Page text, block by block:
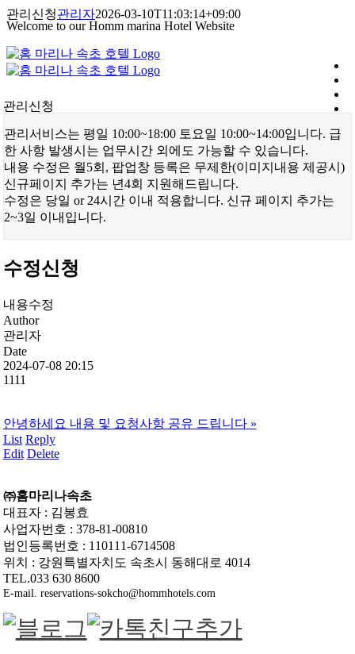
콘
텐
츠
로
건
뛰
기
Welcome to our Homm marina Hotel Website
관리신청관리자2026-03-10T11:03:14+09:00
관리신청
관리서비스는 평일 10:00~18:00 토요일 10:00~14:00입니다. 급
한 사항 발생시는 업무시간 외에도 가능할 수 있습니다.
내용 수정은 월5회, 팝업창 등록은 무제한(이미지내용 제공시)
신규페이지 추가는 년4회 지원해드립니다.
수정은 당일 or 24시간 이내 적용합니다. 신규 페이지 추가는
2~3일 이내입니다.
수정신청
내용수정
Author
관리자
Date
2024-07-08 20:15
1111
안녕하세요 내용 및 요청사항 공유 드립니다 »
List Reply
Edit Delete
㈜홈마리나속초
대표자 : 김봉효
사업자번호 : 378-81-00810
법인등록번호 : 110111-6714508
위치 : 강원특별자치도 속초시 동해대로 4014
TEL.033 630 8600
E-mail. reservations-sokcho@hommhotels.com